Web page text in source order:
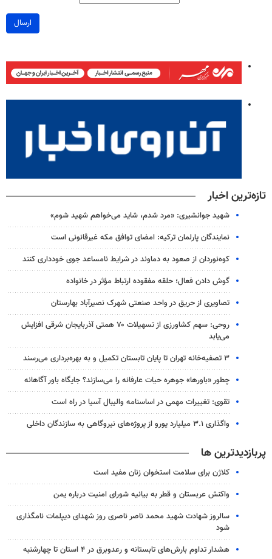
ارسال
تازه‌ترین اخبار
شهید جوانشیری: «مرد شدم، شاید می‌خواهم شهید شوم»
نمایندگان پارلمان ترکیه: امضای توافق مکه غیرقانونی است
کوه‌نوردان از صعود به دماوند در شرایط نامساعد جوی خودداری کنند
گوش دادن فعال؛ حلقه مفقوده ارتباط مؤثر در خانواده
تصاویری از حریق در واحد صنعتی شهرک نصیرآباد بهارستان
روحی: سهم کشاورزی از تسهیلات ۷۰ همتی آذربایجان شرقی افزایش
می‌یابد
۳ ﺗﺼﻔﻴﻪ‌ﺧﺎﻧﻪ‌ تهران تا پایان تابستان تکمیل و به بهره‌برداری می‌رسند
چطور «باورها» جوهره حیات عارفانه را می‌سازند؟ جایگاه باور آگاهانه
تقوی: تغییرات مهمی در اساسنامه والیبال آسیا در راه است
واگذاری ۳.۱ میلیارد یورو از پروژه‌های نیروگاهی به سازندگان داخلی
پربازدیدترین ها
کلاژن برای سلامت استخوان زنان مفید است
واکنش عربستان و قطر به بیانیه شورای امنیت درباره یمن
سالروز شهادت شهید محمد ناصر ناصری روز شهدای دیپلمات نامگذاری
شود
هشدار تداوم بارش‌های تابستانه و رعدوبرق در ۴ استان تا چهارشنبه